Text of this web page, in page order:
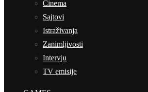
Cinema
Sajtovi
Istraživanja
Zanimljivosti
Intervju
TV emisije